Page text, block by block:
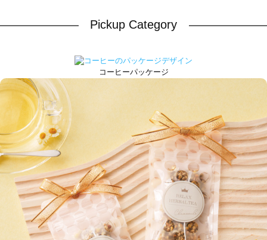
Pickup Category
コーヒーパッケージ